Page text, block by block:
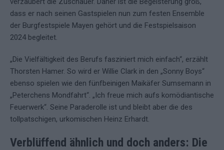
dass er nach seinen Gastspielen nun zum festen Ensemble
der Burgfestspiele Mayen gehört und die Festspielsaison
2024 begleitet.
„Die Vielfältigkeit des Berufs fasziniert mich einfach“, erzählt
Thorsten Hamer. So wird er Willie Clark in den „Sonny Boys“
ebenso spielen wie den fünfbeinigen Maikäfer Sumsemann in
„Peterchens Mondfahrt“. „Ich freue mich aufs komödiantische
Feuerwerk“. Seine Paraderolle ist und bleibt aber die des
tollpatschigen, urkomischen Heinz Erhardt.
Verblüffend ähnlich und doch anders: Die